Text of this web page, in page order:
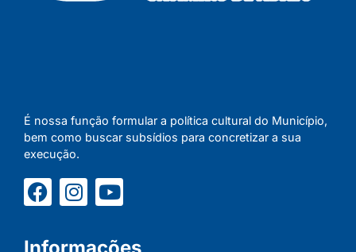
É nossa função formular a política cultural do Município,
bem como buscar subsídios para concretizar a sua
execução.